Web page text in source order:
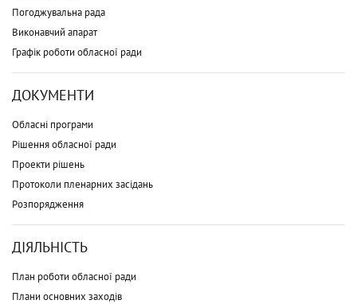
Погоджувальна рада
Виконавчий апарат
Графік роботи обласної ради
ДОКУМЕНТИ
Обласні програми
Рішення обласної ради
Проекти рішень
Протоколи пленарних засідань
Розпорядження
ДІЯЛЬНІСТЬ
План роботи обласної ради
Плани основних заходів